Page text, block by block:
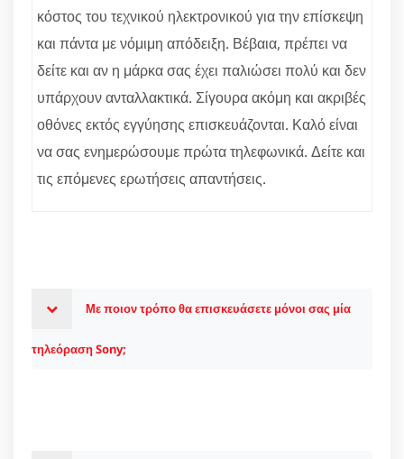
κόστος του τεχνικού ηλεκτρονικού για την επίσκεψη
και πάντα με νόμιμη απόδειξη. Βέβαια, πρέπει να
δείτε και αν η μάρκα σας έχει παλιώσει πολύ και δεν
υπάρχουν ανταλλακτικά. Σίγουρα ακόμη και ακριβές
οθόνες εκτός εγγύησης επισκευάζονται. Καλό είναι
να σας ενημερώσουμε πρώτα τηλεφωνικά. Δείτε και
τις επόμενες ερωτήσεις απαντήσεις.
Με ποιον τρόπο θα επισκευάσετε μόνοι σας μία
τηλεόραση Sony;